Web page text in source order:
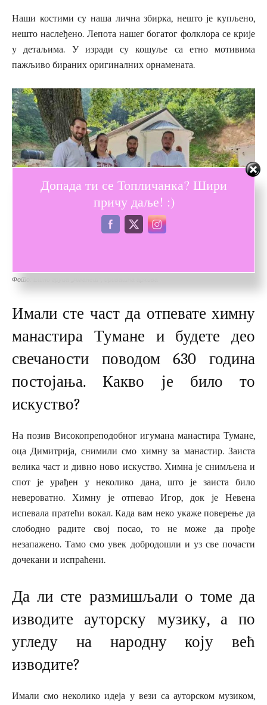
Наши костими су наша лична збирка, нешто је купљено,
нешто наслеђено. Лепота нашег богатог фолклора се крије
у детаљима. У изради су кошуље са етно мотивима
пажљиво бираних оригиналних орнамената.
Фото: Етно група „Аманет“, приватна архива
Имали сте част да отпевате химну
манастира Тумане и будете део
свечаности поводом 630 година
постојања. Какво је било то
искуство?
На позив Високопреподобног игумана манастира Тумане,
оца Димитрија, снимили смо химну за манастир. Заиста
велика част и дивно ново искуство. Химна је снимљена и
спот је урађен у неколико дана, што је заиста било
невероватно. Химну је отпевао Игор, док је Невена
испевала пратећи вокал. Када вам неко укаже поверење да
слободно радите свој посао, то не може да прође
незапажено. Тамо смо увек добродошли и уз све почасти
дочекани и испраћени.
Да ли сте размишљали о томе да
изводите ауторску музику, а по
угледу на народну коју већ
изводите?
Имали смо неколико идеја у вези са ауторском музиком,
Допада ти се Топличанка? Шири
причу даље! :)